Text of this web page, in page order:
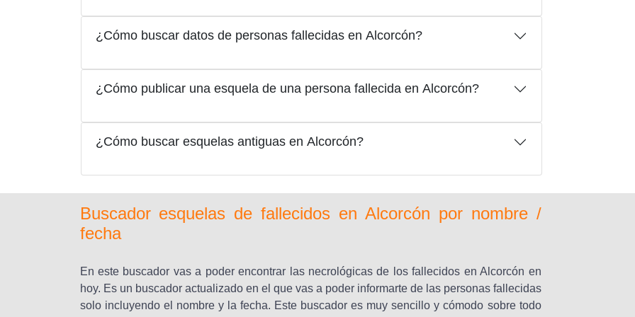
¿Cómo buscar datos de personas fallecidas en Alcorcón?
¿Cómo publicar una esquela de una persona fallecida en Alcorcón?
¿Cómo buscar esquelas antiguas en Alcorcón?
Buscador esquelas de fallecidos en Alcorcón por nombre /
fecha
En este buscador vas a poder encontrar las necrológicas de los fallecidos en Alcorcón en
hoy. Es un buscador actualizado en el que vas a poder informarte de las personas fallecidas
solo incluyendo el nombre y la fecha. Este buscador es muy sencillo y cómodo sobre todo